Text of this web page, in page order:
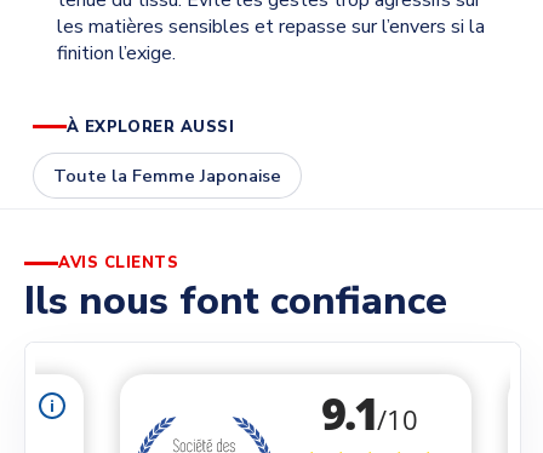
les matières sensibles et repasse sur l’envers si la
finition l’exige.
À EXPLORER AUSSI
Toute la Femme Japonaise
AVIS CLIENTS
Ils nous font confiance